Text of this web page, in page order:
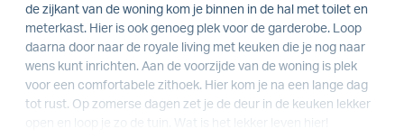
de zijkant van de woning kom je binnen in de hal met toilet en
meterkast. Hier is ook genoeg plek voor de garderobe. Loop
daarna door naar de royale living met keuken die je nog naar
wens kunt inrichten. Aan de voorzijde van de woning is plek
voor een comfortabele zithoek. Hier kom je na een lange dag
tot rust. Op zomerse dagen zet je de deur in de keuken lekker